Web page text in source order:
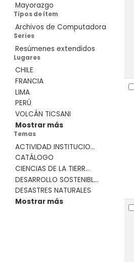
Mayorazgo
Tipos de ítem
Archivos de Computadora
Series
Resúmenes extendidos
Lugares
CHILE
FRANCIA
LIMA
PERÚ
VOLCÁN TICSANI
Mostrar más
Temas
ACTIVIDAD INSTITUCIO...
CATÁLOGO
CIENCIAS DE LA TIERR...
DESARROLLO SOSTENIBL...
DESASTRES NATURALES
Mostrar más